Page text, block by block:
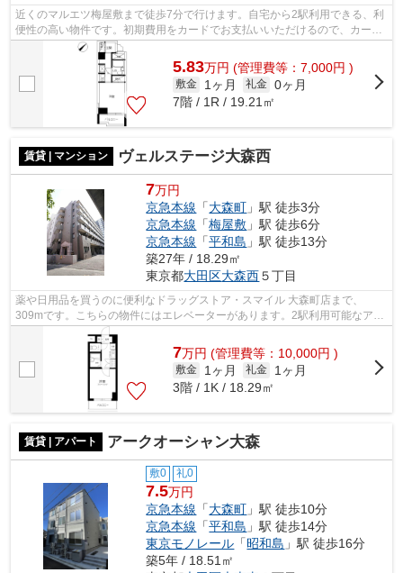
近くのマルエツ梅屋敷まで徒歩7分で行けます。自宅から2駅利用できる、利
便性の高い物件です。初期費用をカードでお支払いいただけるので、カード
で決済したい方にもおすすめです。共...
5.83万円 (管理費等：7,000円 )
敷金 1ヶ月 礼金 0ヶ月
7階 / 1R / 19.21㎡
賃貸 | マンション ヴェルステージ大森西
7万円
京急本線 「大森町 」駅 徒歩3分
京急本線 「梅屋敷 」駅 徒歩6分
京急本線 「平和島 」駅 徒歩13分
築27年 / 18.29㎡
東京都大田区大森西５丁目
薬や日用品を買うのに便利なドラッグストア・スマイル 大森町店まで、
309mです。こちらの物件にはエレベーターがあります。2駅利用可能なアク
セスの良い物件です。駅まで3分と、駅近で...
7万円 (管理費等：10,000円 )
敷金 1ヶ月 礼金
1ヶ月
3階 / 1K / 18.29㎡
賃貸 | アパート アークオーシャン大森
敷0 礼0
7.5万円
京急本線 「大森町 」駅 徒歩10分
京急本線 「平和島 」駅 徒歩14分
東京モノレール 「昭和島 」駅 徒歩16分
築5年 / 18.51㎡